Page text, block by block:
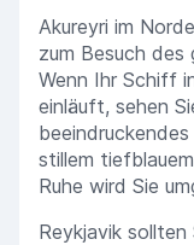
Akureyri im
zum Besuch des
Wenn Ihr Schiff
einläuft, sehen
stillem
Ruhe wird Sie
Reykjavik